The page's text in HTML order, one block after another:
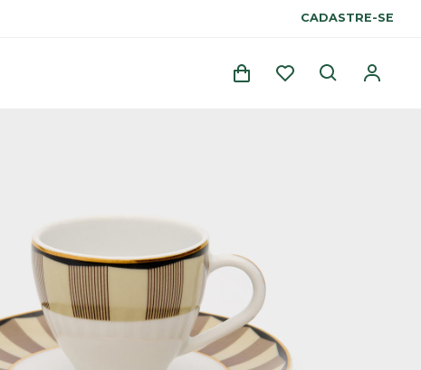
CADASTRE-SE